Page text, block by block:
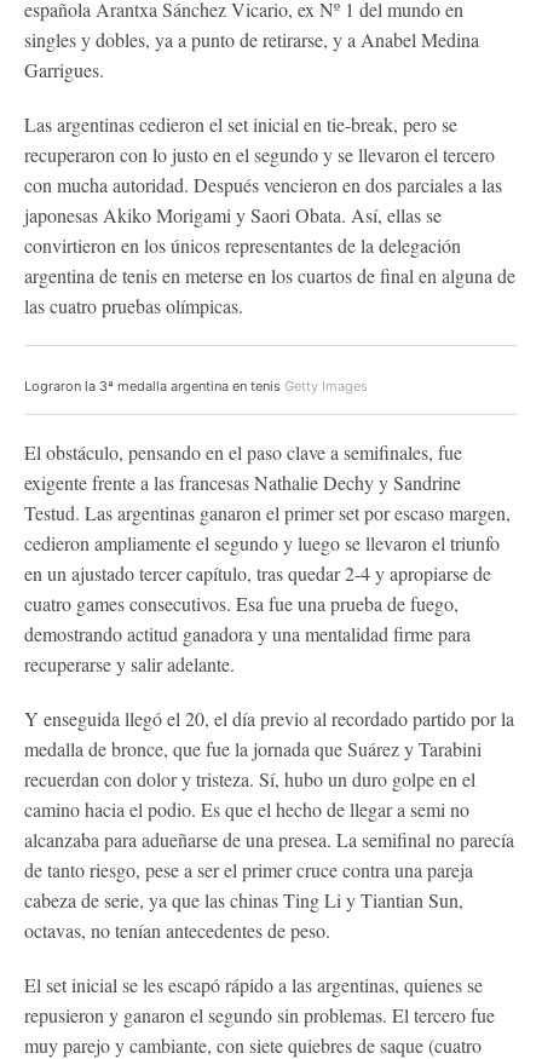
española Arantxa Sánchez Vicario, ex Nº 1 del mundo en
singles y dobles, ya a punto de retirarse, y a Anabel Medina
Garrigues.
Las argentinas cedieron el set inicial en tie-break, pero se
recuperaron con lo justo en el segundo y se llevaron el tercero
con mucha autoridad. Después vencieron en dos parciales a las
japonesas Akiko Morigami y Saori Obata. Así, ellas se
convirtieron en los únicos representantes de la delegación
argentina de tenis en meterse en los cuartos de final en alguna de
las cuatro pruebas olímpicas.
Lograron la 3ª medalla argentina en tenis Getty Images
El obstáculo, pensando en el paso clave a semifinales, fue
exigente frente a las francesas Nathalie Dechy y Sandrine
Testud. Las argentinas ganaron el primer set por escaso margen,
cedieron ampliamente el segundo y luego se llevaron el triunfo
en un ajustado tercer capítulo, tras quedar 2-4 y apropiarse de
cuatro games consecutivos. Esa fue una prueba de fuego,
demostrando actitud ganadora y una mentalidad firme para
recuperarse y salir adelante.
Y enseguida llegó el 20, el día previo al recordado partido por la
medalla de bronce, que fue la jornada que Suárez y Tarabini
recuerdan con dolor y tristeza. Sí, hubo un duro golpe en el
camino hacia el podio. Es que el hecho de llegar a semi no
alcanzaba para adueñarse de una presea. La semifinal no parecía
de tanto riesgo, pese a ser el primer cruce contra una pareja
cabeza de serie, ya que las chinas Ting Li y Tiantian Sun,
octavas, no tenían antecedentes de peso.
El set inicial se les escapó rápido a las argentinas, quienes se
repusieron y ganaron el segundo sin problemas. El tercero fue
muy parejo y cambiante, con siete quiebres de saque (cuatro